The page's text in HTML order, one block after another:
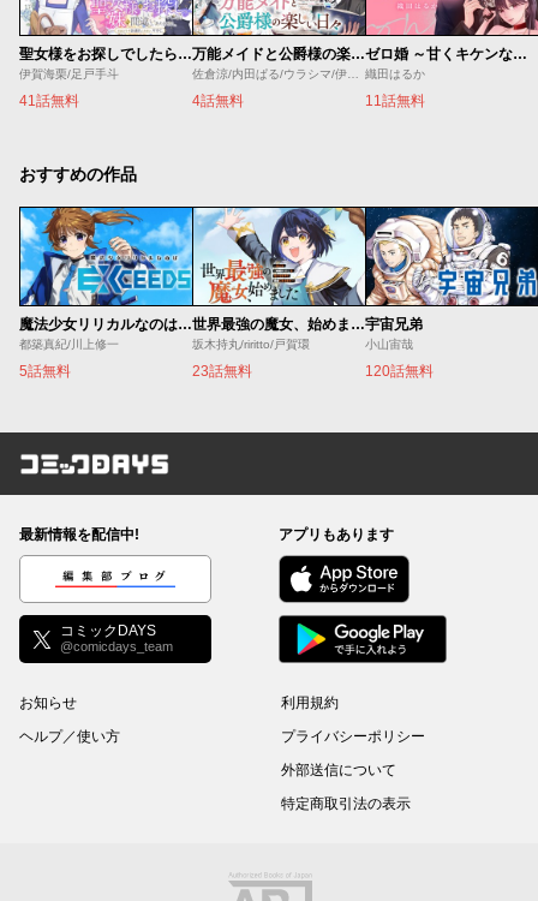
聖女様をお探しでしたら妹で間違いありません。さあどうぞお連れください、今すぐ。
伊賀海栗/足戸手斗
41話無料
万能メイドと公爵様の楽しい日々
佐倉涼/内田ぱる/ウラシマ/伊藤テリヤキ
4話無料
ゼロ婚 ～甘くキケンな極秘任務～
織田はるか
11話無料
おすすめの作品
魔法少女リリカルなのは EXCEEDS
都築真紀/川上修一
5話無料
世界最強の魔女、始めました ～私だけ『攻略サイト』を見れる世界で自由に生きます～
坂木持丸/riritto/戸賀環
23話無料
宇宙兄弟
小山宙哉
120話無料
コミックDAYS
最新情報を配信中!
編集部ブログ
コミックDAYS
@comicdays_team
アプリもあります
お知らせ
ヘルプ／使い方
利用規約
プライバシーポリシー
外部送信について
特定商取引法の表示